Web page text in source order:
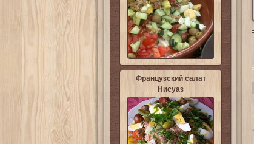
Французский салат
Нисуаз